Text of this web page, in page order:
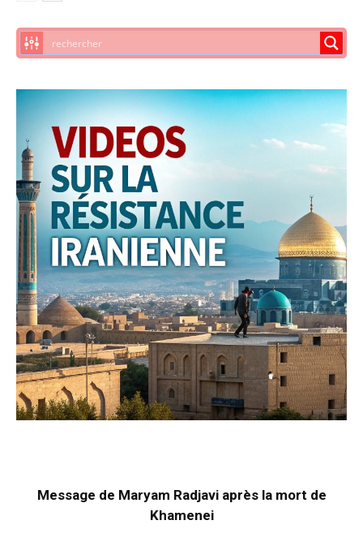
Message de Maryam Radjavi après la mort de
Khamenei